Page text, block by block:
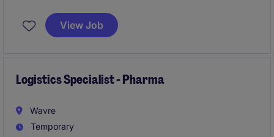
planning en samenwerking met interne en externe
stakeholders.
View Job
Logistics Specialist - Pharma
Wavre
Temporary